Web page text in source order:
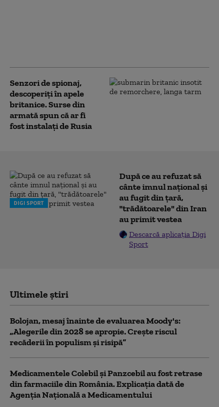
Senzori de spionaj,
descoperiți în apele
britanice. Surse din
armată spun că ar fi
fost instalați de Rusia
DIGI SPORT
După ce au refuzat să
cânte imnul naţional şi
au fugit din ţară,
"trădătoarele" din Iran
au primit vestea
Descarcă aplicația Digi
Sport
Ultimele știri
Bolojan, mesaj înainte de evaluarea Moody's:
„Alegerile din 2028 se apropie. Crește riscul
recăderii în populism și risipă”
Medicamentele Colebil și Panzcebil au fost retrase
din farmaciile din România. Explicația dată de
Agenția Națională a Medicamentului